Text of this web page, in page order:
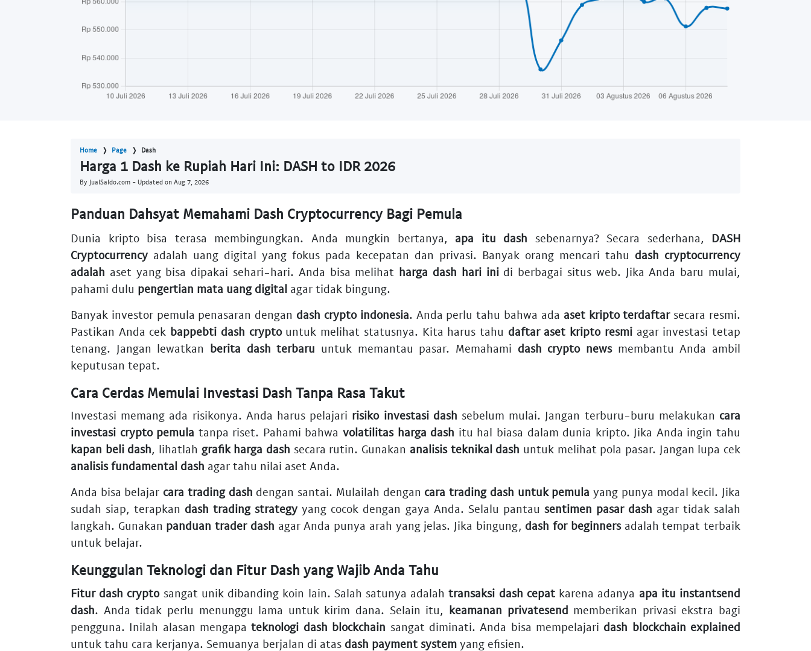
Home Page Dash
Harga 1 Dash ke Rupiah Hari Ini: DASH to IDR 2026
By JualSaldo.com - Updated on Aug 7, 2026
Panduan Dahsyat Memahami Dash Cryptocurrency Bagi Pemula
Dunia kripto bisa terasa membingungkan. Anda mungkin bertanya, apa itu dash sebenarnya? Secara sederhana, DASH
Cryptocurrency adalah uang digital yang fokus pada kecepatan dan privasi. Banyak orang mencari tahu dash cryptocurrency
adalah aset yang bisa dipakai sehari-hari. Anda bisa melihat harga dash hari inidi berbagai situs web. Jika Anda baru mulai,
pahami dulu pengertian mata uang digital agar tidak bingung.
Banyak investor pemula penasaran dengan dash crypto indonesia. Anda perlu tahu bahwa ada aset kripto terdaftarsecara resmi.
Pastikan Anda cek bappebti dash cryptountuk melihat statusnya. Kita harus tahu daftar aset kripto resmiagar investasi tetap
tenang. Jangan lewatkan berita dash terbaru untuk memantau pasar. Memahami dash crypto newsmembantu Anda ambil
keputusan tepat.
Cara Cerdas Memulai Investasi Dash Tanpa Rasa Takut
Investasi memang ada risikonya. Anda harus pelajari risiko investasi dash sebelum mulai. Jangan terburu-buru melakukan cara
investasi crypto pemula tanpa riset. Pahami bahwavolatilitas harga dash itu hal biasa dalam dunia kripto. Jika Anda ingin tahu
kapan beli dash, lihatlah grafik harga dash secara rutin. Gunakan analisis teknikal dash untuk melihat pola pasar. Jangan lupa cek
analisis fundamental dash agar tahu nilai aset Anda.
Anda bisa belajar cara trading dash dengan santai. Mulailah dengan cara trading dash untuk pemula yang punya modal kecil. Jika
sudah siap, terapkan dash trading strategy yang cocok dengan gaya Anda. Selalu pantau sentimen pasar dash agar tidak salah
langkah. Gunakan panduan trader dash agar Anda punya arah yang jelas. Jika bingung, dash for beginnersadalah tempat terbaik
untuk belajar.
Keunggulan Teknologi dan Fitur Dash yang Wajib Anda Tahu
Fitur dash cryptosangat unik dibanding koin lain. Salah satunya adalahtransaksi dash cepatkarena adanya apa itu instantsend
dash. Anda tidak perlu menunggu lama untuk kirim dana. Selain itu, keamanan privatesend memberikan privasi ekstra bagi
pengguna. Inilah alasan mengapateknologi dash blockchain sangat diminati. Anda bisa mempelajari dash blockchain explained
untuk tahu cara kerjanya. Semuanya berjalan di atas dash payment system yang efisien.